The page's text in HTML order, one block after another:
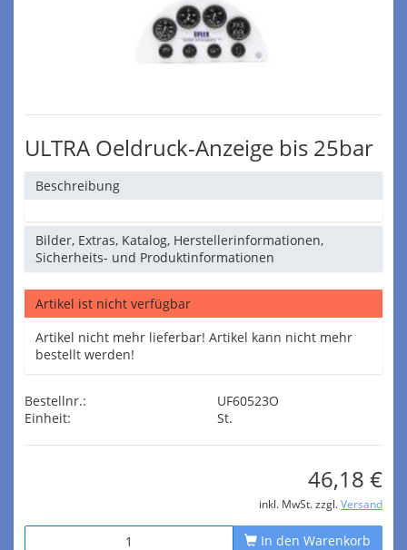
ULTRA Oeldruck-Anzeige bis 25bar
Beschreibung
Bilder, Extras, Katalog, Herstellerinformationen,
Sicherheits- und Produktinformationen
Artikel ist nicht verfügbar
Artikel nicht mehr lieferbar! Artikel kann nicht mehr
bestellt werden!
Bestellnr.:
UF60523O
Einheit:
St.
46,18 €
inkl. MwSt. zzgl. Versand
In den Warenkorb